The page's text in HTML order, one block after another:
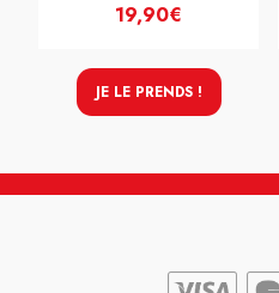
19,90€
JE LE PRENDS !